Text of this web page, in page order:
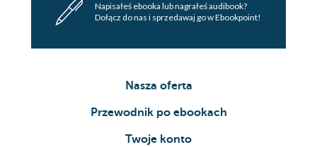
Napisałeś ebooka lub nagrałeś audibook?
Dołącz do nas i sprzedawaj go w Ebookpoint!
Nasza oferta
Przewodnik po ebookach
Twoje konto